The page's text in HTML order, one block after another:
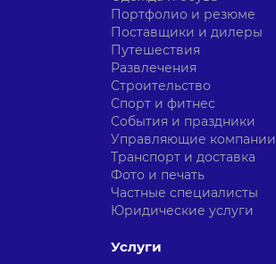
Портфолио и резюме
Поставщики и дилеры
Путешествия
Развлечения
Строительство
Спорт и фитнес
События и праздники
Управляющие компании
Транспорт и доставка
Фото и печать
Частные специалисты
Юридические услуги
Услуги